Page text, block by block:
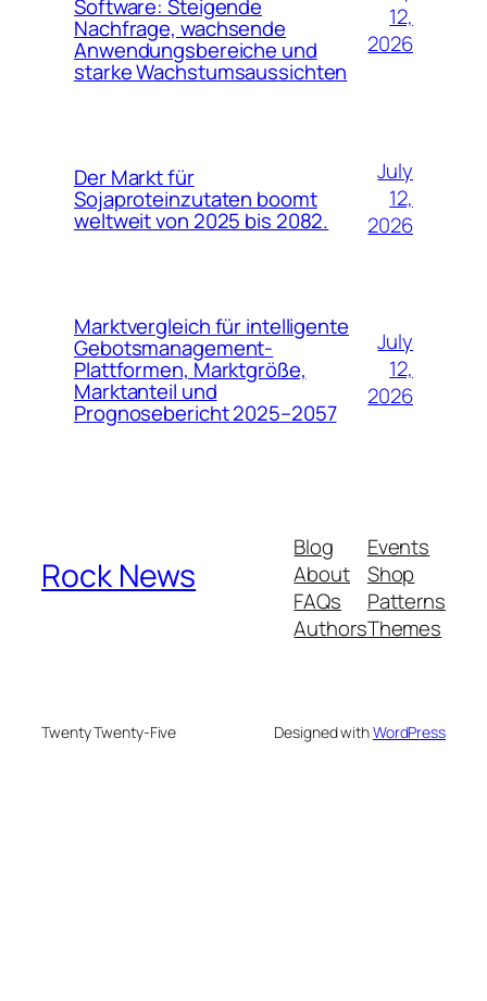
Software: Steigende
Nachfrage, wachsende
Anwendungsbereiche und
starke Wachstumsaussichten
12,
2026
Der Markt für
Sojaproteinzutaten boomt
weltweit von 2025 bis 2082.
July
12,
2026
Marktvergleich für intelligente
Gebotsmanagement-
Plattformen, Marktgröße,
Marktanteil und
Prognosebericht 2025–2057
July
12,
2026
Rock News
Blog
About
FAQs
Authors
Events
Shop
Patterns
Themes
Twenty Twenty-Five Designed withWordPress